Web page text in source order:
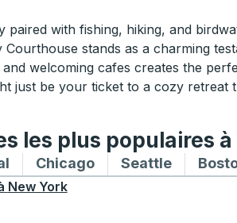
with fishing, hiking, and
stands as a charming
welcoming cafes creates the
just be your ticket to a cozy retreat
les plus populaires
bus vers et depuis New York
Itinéraires de bus vers et
ChicagoItinéraires de bus
Seattle
New York